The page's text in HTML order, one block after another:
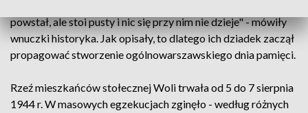
powstał, ale stoi pusty i nic się przy nim nie dzieje" - mówiły
wnuczki historyka. Jak opisały, to dlatego ich dziadek zaczął
propagować stworzenie ogólnowarszawskiego dnia pamięci.
Rzeź mieszkańców stołecznej Woli trwała od 5 do 7 sierpnia
1944 r. W masowych egzekucjach zginęło - według różnych